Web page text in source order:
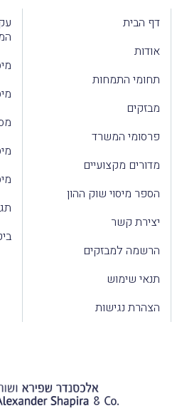
דף הבית
אודות
תחומי התמחות
מבזקים
פרסומי המשרד
מדורים מקצועיים
הספר מיסוי שוק ההון
יצירת קשר
הרשמה למבזקים
תנאי שימוש
הצהרת נגישות